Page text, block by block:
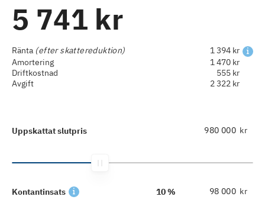
5 741 kr
Ränta (efter skattereduktion)
1 394 kr
Amortering
1 470 kr
Driftkostnad
555 kr
Avgift
2 322 kr
Uppskattat slutpris kr
Kontantinsats 10 % kr